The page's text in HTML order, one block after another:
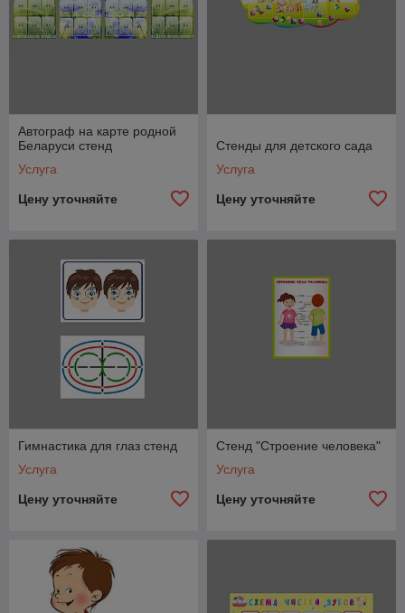
Автограф на карте родной
Беларуси стенд
Услуга
Цену уточняйте
Стенды для детского сада
Услуга
Цену уточняйте
Гимнастика для глаз стенд
Услуга
Цену уточняйте
Стенд "Строение человека"
Услуга
Цену уточняйте